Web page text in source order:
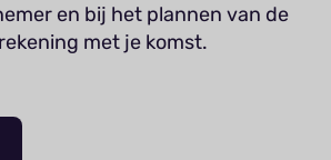
en bij het plannen van de
met je komst.